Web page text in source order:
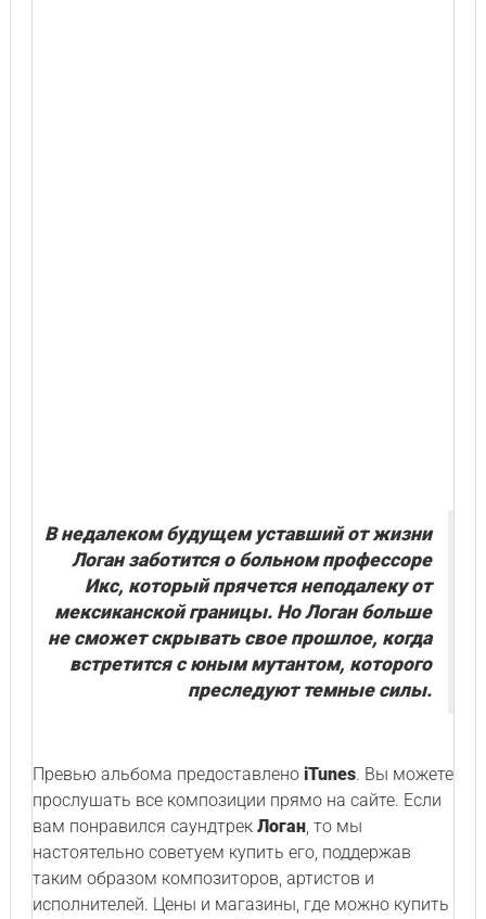
В недалеком будущем уставший от жизни
Логан заботится о больном профессоре
Икс, который прячется неподалеку от
мексиканской границы. Но Логан больше
не сможет скрывать свое прошлое, когда
встретится с юным мутантом, которого
преследуют темные силы.
Превью альбома предоставлено iTunes. Вы можете
прослушать все композиции прямо на сайте. Если
вам понравился саундтрек Логан, то мы
настоятельно советуем купить его, поддержав
таким образом композиторов, артистов и
исполнителей. Цены и магазины, где можно купить